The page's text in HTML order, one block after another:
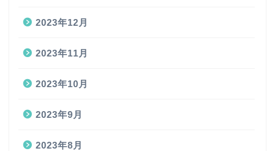
2023年12月
2023年11月
2023年10月
2023年9月
2023年8月